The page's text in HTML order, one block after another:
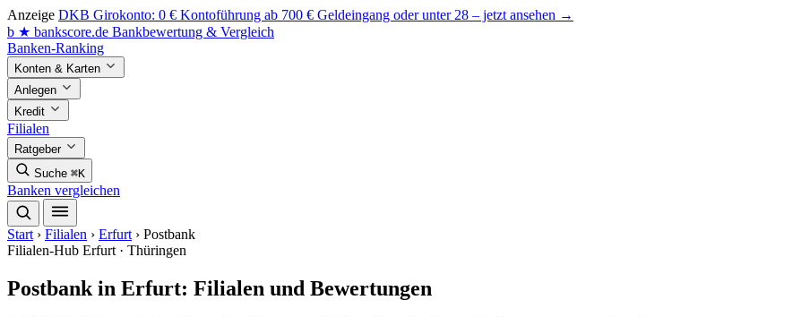
Anzeige DKB Girokonto: 0 € Kontoführung ab 700 € Geldeingang oder unter 28 – jetzt ansehen →
b ★ bankscore.de Bankbewertung & Vergleich
Banken-Ranking
Konten & Karten
Anlegen
Kredit
Filialen
Ratgeber
Suche ⌘K
Banken vergleichen
Start › Filialen › Erfurt › Postbank
Filialen-Hub Erfurt · Thüringen
Postbank in Erfurt: Filialen und Bewertungen